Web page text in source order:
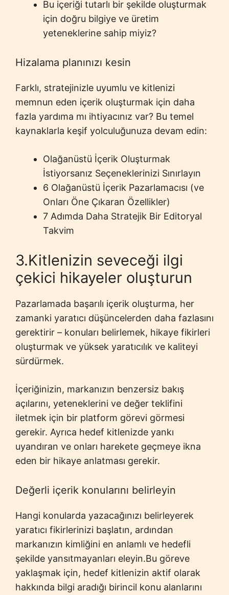
Bu içeriği tutarlı bir şekilde oluşturmak
için doğru bilgiye ve üretim
yeteneklerine sahip miyiz?
Hizalama planınızı kesin
Farklı, stratejinizle uyumlu ve kitlenizi
memnun eden içerik oluşturmak için daha
fazla yardıma mı ihtiyacınız var? Bu temel
kaynaklarla keşif yolculuğunuza devam edin:
Olağanüstü İçerik Oluşturmak
İstiyorsanız Seçeneklerinizi Sınırlayın
6 Olağanüstü İçerik Pazarlamacısı (ve
Onları Öne Çıkaran Özellikler)
7 Adımda Daha Stratejik Bir Editoryal
Takvim
3.Kitlenizin seveceği ilgi
çekici hikayeler oluşturun
Pazarlamada başarılı içerik oluşturma, her
zamanki yaratıcı düşüncelerden daha fazlasını
gerektirir – konuları belirlemek, hikaye fikirleri
oluşturmak ve yüksek yaratıcılık ve kaliteyi
sürdürmek.
İçeriğinizin, markanızın benzersiz bakış
açılarını, yeteneklerini ve değer teklifini
iletmek için bir platform görevi görmesi
gerekir. Ayrıca hedef kitlenizde yankı
uyandıran ve onları harekete geçmeye ikna
eden bir hikaye anlatması gerekir.
Değerli içerik konularını belirleyin
Hangi konularda yazacağınızı belirleyerek
yaratıcı fikirlerinizi başlatın, ardından
markanızın kimliğini en anlamlı ve hedefli
şekilde yansıtmayanları eleyin.Bu göreve
yaklaşmak için, hedef kitlenizin aktif olarak
hakkında bilgi aradığı birincil konu alanlarını